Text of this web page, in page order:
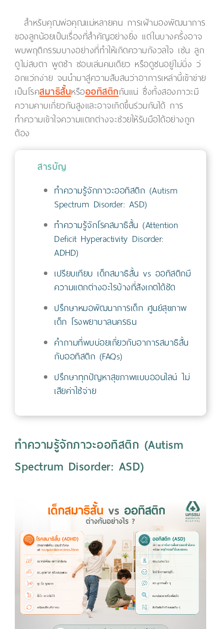
สำหรับคุณพ่อคุณแม่หลายคน การเฝ้ามองพัฒนาการ
ของลูกน้อยเป็นเรื่องที่สำคัญอย่างยิ่ง แต่ในบางครั้งอาจ
พบพฤติกรรมบางอย่างที่ทำให้เกิดความกังวลใจ เช่น ลูก
ดูไม่สบตา พูดช้า ชอบเล่นคนเดียว หรือดูซนอยู่ไม่นิ่ง ว่
อกแว่กง่าย จนนำมาสู่ความสับสนว่าอาการเหล่านี้เข้าข่าย
เป็นโรคสมาธิสั้นหรือออทิสติกกันแน่ ซึ่งทั้งสองภาวะมี
ความคาบเกี่ยวกันสูงและอาจเกิดขึ้นร่วมกันได้ การ
ทำความเข้าใจความแตกต่างจะช่วยให้รับมือได้อย่างถูก
ต้อง
สารบัญ
ทำความรู้จักภาวะออทิสติก (Autism
Spectrum Disorder: ASD)
ทำความรู้จักโรคสมาธิสั้น (Attention
Deficit Hyperactivity Disorder:
ADHD)
เปรียบเทียบ เด็กสมาธิสั้น vs ออทิสติกมี
ความแตกต่างอะไรบ้างที่สังเกตได้ชัด
ปรึกษาหมอพัฒนาการเด็ก ศูนย์สุขภาพ
เด็ก โรงพยาบาลนครธน
คำถามที่พบบ่อยเกี่ยวกับอาการสมาธิสั้น
กับออทิสติก (FAQs)
ปรึกษาทุกปัญหาสุขภาพแบบออนไลน์ ไม่
เสียค่าใช้จ่าย
ทำความรู้จักภาวะออทิสติก (Autism
Spectrum Disorder: ASD)